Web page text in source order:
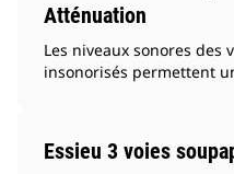
Atténuation
Les niveaux sonores des
insonorisés permettent
Essieu 3 voies